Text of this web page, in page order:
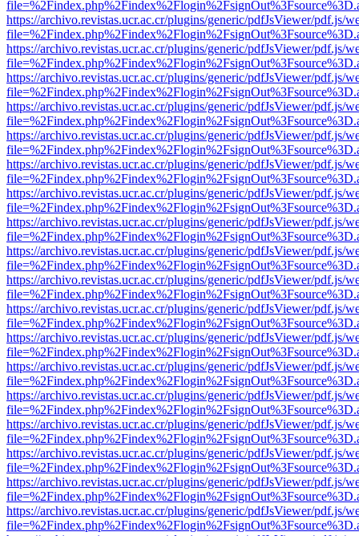
https://archivo.revistas.ucr.ac.cr/plugins/generic/pdfJsViewer/pdf.js/
https://archivo.revistas.ucr.ac.cr/plugins/generic/pdfJsViewer/pdf.js/
https://archivo.revistas.ucr.ac.cr/plugins/generic/pdfJsViewer/pdf.js/
https://archivo.revistas.ucr.ac.cr/plugins/generic/pdfJsViewer/pdf.js/
https://archivo.revistas.ucr.ac.cr/plugins/generic/pdfJsViewer/pdf.js/
https://archivo.revistas.ucr.ac.cr/plugins/generic/pdfJsViewer/pdf.js/
https://archivo.revistas.ucr.ac.cr/plugins/generic/pdfJsViewer/pdf.js/
https://archivo.revistas.ucr.ac.cr/plugins/generic/pdfJsViewer/pdf.js/
https://archivo.revistas.ucr.ac.cr/plugins/generic/pdfJsViewer/pdf.js/
https://archivo.revistas.ucr.ac.cr/plugins/generic/pdfJsViewer/pdf.js/
https://archivo.revistas.ucr.ac.cr/plugins/generic/pdfJsViewer/pdf.js/
https://archivo.revistas.ucr.ac.cr/plugins/generic/pdfJsViewer/pdf.js/
https://archivo.revistas.ucr.ac.cr/plugins/generic/pdfJsViewer/pdf.js/
https://archivo.revistas.ucr.ac.cr/plugins/generic/pdfJsViewer/pdf.js/
https://archivo.revistas.ucr.ac.cr/plugins/generic/pdfJsViewer/pdf.js/
https://archivo.revistas.ucr.ac.cr/plugins/generic/pdfJsViewer/pdf.js/
https://archivo.revistas.ucr.ac.cr/plugins/generic/pdfJsViewer/pdf.js/
https://archivo.revistas.ucr.ac.cr/plugins/generic/pdfJsViewer/pdf.js/